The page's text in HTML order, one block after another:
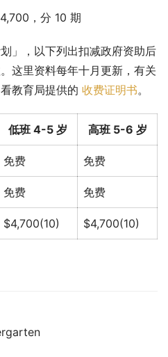
，分 10 期
」，以下列出扣减政府资助后
这里资料每年十月更新，有关
教育局提供的 收费证明书。
低班 4-5 岁 高班 5-6 岁
免费 免费
免费 免费
$4,700(10) $4,700(10)